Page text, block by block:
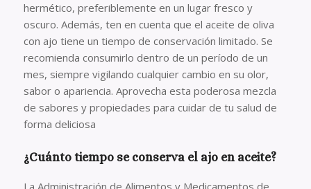
hermético, preferiblemente en un lugar fresco y
oscuro. Además, ten en cuenta que el aceite de oliva
con ajo tiene un tiempo de conservación limitado. Se
recomienda consumirlo dentro de un período de un
mes, siempre vigilando cualquier cambio en su olor,
sabor o apariencia. Aprovecha esta poderosa mezcla
de sabores y propiedades para cuidar de tu salud de
forma deliciosa
¿Cuánto tiempo se conserva el ajo en aceite?